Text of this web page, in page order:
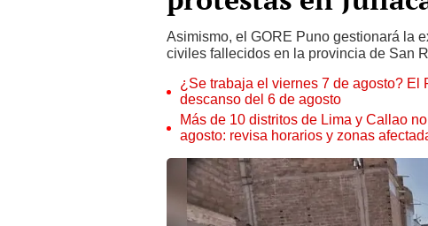
Asimismo, el GORE Puno gestionará la
civiles fallecidos en la provincia de San
¿Se trabaja el viernes 7 de agosto? El
descanso del 6 de agosto
Más de 10 distritos de Lima y Callao
agosto: revisa horarios y zonas